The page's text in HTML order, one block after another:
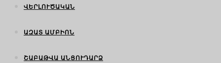
ՎԵՐԼՈՒԾԱԿԱՆ
ԱԶԱՏ ԱՄԲԻՈՆ
ՇԱԲԱԹՎԱ ԱՆՑՈՒԴԱՐՁ